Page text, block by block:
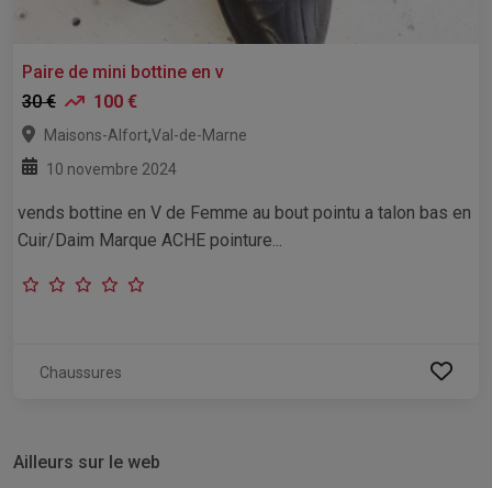
Paire de mini bottine en v
30 €
100 €
Maisons-Alfort,Val-de-Marne
10 novembre 2024
vends bottine en V de Femme au bout pointu a talon bas en
Cuir/Daim Marque ACHE pointure...
Chaussures
Ailleurs sur le web